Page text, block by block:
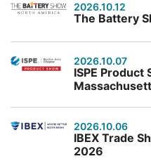
2026.10.12
The Battery
2026.10.07
ISPE Product
2026.10.06
IBEX Trade
2026